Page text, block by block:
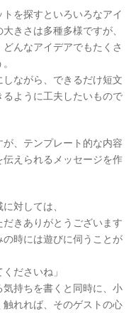
を探すといろいろなアイ
きさは多種多様ですが、
んなアイデアでもたくさ
ながら、できるだけ短文
ように工夫したいもので
、テンプレート的な内容
えられるメッセージを作
対しては、
きありがとうございます
時には遊びに伺うことが
ださいね」
持ちを書くと同時に、小
れれば、そのゲストの心